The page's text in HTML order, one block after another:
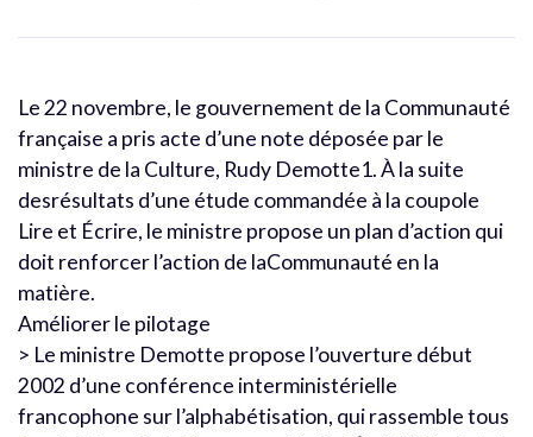
Le 22 novembre, le gouvernement de la Communauté
française a pris acte d’une note déposée par le
ministre de la Culture, Rudy Demotte1. À la suite
desrésultats d’une étude commandée à la coupole
Lire et Écrire, le ministre propose un plan d’action qui
doit renforcer l’action de laCommunauté en la
matière.
Améliorer le pilotage
> Le ministre Demotte propose l’ouverture début
2002 d’une conférence interministérielle
francophone sur l’alphabétisation, qui rassemble tous